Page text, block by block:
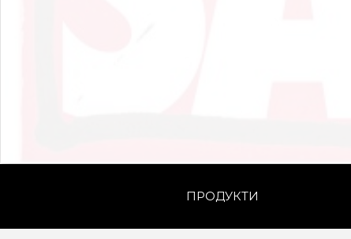
ПРОДУКТИ